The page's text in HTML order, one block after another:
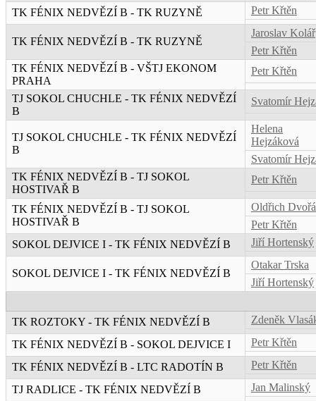
TK FÉNIX NEDVĚZÍ B - TK RUZYNĚ
Petr Křtěn
TK FÉNIX NEDVĚZÍ B - TK RUZYNĚ
Jaroslav Kolář
Petr Křtěn
TK FÉNIX NEDVĚZÍ B - VŠTJ EKONOM
PRAHA
Petr Křtěn
TJ SOKOL CHUCHLE - TK FÉNIX NEDVĚZÍ
B
Svatomír
TJ SOKOL CHUCHLE - TK FÉNIX NEDVĚZÍ
B
Helena
Hejzáková
Svatomír
TK FÉNIX NEDVĚZÍ B - TJ SOKOL
HOSTIVAŘ B
Petr Křtěn
TK FÉNIX NEDVĚZÍ B - TJ SOKOL
HOSTIVAŘ B
Oldřich
Petr Křtěn
SOKOL DEJVICE I - TK FÉNIX NEDVĚZÍ B
Jiří Hortenský
SOKOL DEJVICE I - TK FÉNIX NEDVĚZÍ B
Otakar Trska
Jiří Hortenský
TK ROZTOKY - TK FÉNIX NEDVĚZÍ B Zdeněk
TK FÉNIX NEDVĚZÍ B - SOKOL DEJVICE I Petr Křtěn
TK FÉNIX NEDVĚZÍ B - LTC RADOTÍN B Petr Křtěn
TJ RADLICE - TK FÉNIX NEDVĚZÍ B Jan Malinský